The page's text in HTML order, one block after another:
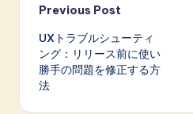
Post
navigation
Previous Post
UXトラブルシューティ
ング：リリース前に使い
勝手の問題を修正する方
法